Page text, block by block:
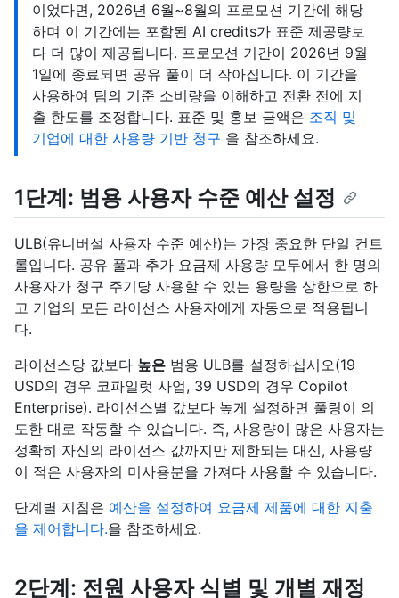
이었다면, 2026년 6월~8월의 프로모션 기간에 해당
하며 이 기간에는 포함된 AI credits가 표준 제공량보
다 더 많이 제공됩니다. 프로모션 기간이 2026년 9월
1일에 종료되면 공유 풀이 더 작아집니다. 이 기간을
사용하여 팀의 기준 소비량을 이해하고 전환 전에 지
출 한도를 조정합니다. 표준 및 홍보 금액은 조직 및
기업에 대한 사용량 기반 청구 을 참조하세요.
1단계: 범용 사용자 수준 예산 설정
ULB(유니버설 사용자 수준 예산)는 가장 중요한 단일 컨트
롤입니다. 공유 풀과 추가 요금제 사용량 모두에서 한 명의
사용자가 청구 주기당 사용할 수 있는 용량을 상한으로 하
고 기업의 모든 라이선스 사용자에게 자동으로 적용됩니
다.
라이선스당 값보다 높은 범용 ULB를 설정하십시오(19
USD의 경우 코파일럿 사업, 39 USD의 경우 Copilot
Enterprise). 라이선스별 값보다 높게 설정하면 풀링이 의
도한 대로 작동할 수 있습니다. 즉, 사용량이 많은 사용자는
정확히 자신의 라이선스 값까지만 제한되는 대신, 사용량
이 적은 사용자의 미사용분을 가져다 사용할 수 있습니다.
단계별 지침은 예산을 설정하여 요금제 제품에 대한 지출
을 제어합니다.을 참조하세요.
2단계: 전원 사용자 식별 및 개별 재정